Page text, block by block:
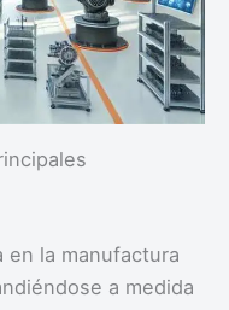
en la manufactura
a medida